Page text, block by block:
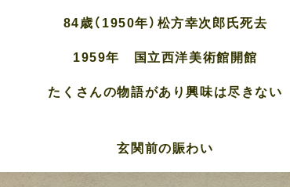
84歳（1950年）松方幸次郎氏死去
1959年 国立西洋美術館開館
たくさんの物語があり興味は尽きない
玄関前の賑わい